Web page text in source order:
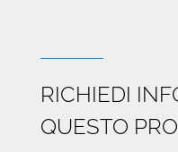
RICHIEDI
QUESTO